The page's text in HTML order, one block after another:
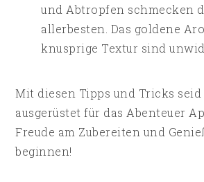
und Abtropfen schmecken
allerbesten. Das goldene
knusprige Textur sind
Mit diesen Tipps und Tricks
ausgerüstet für das Abenteuer
Freude am Zubereiten und
beginnen!